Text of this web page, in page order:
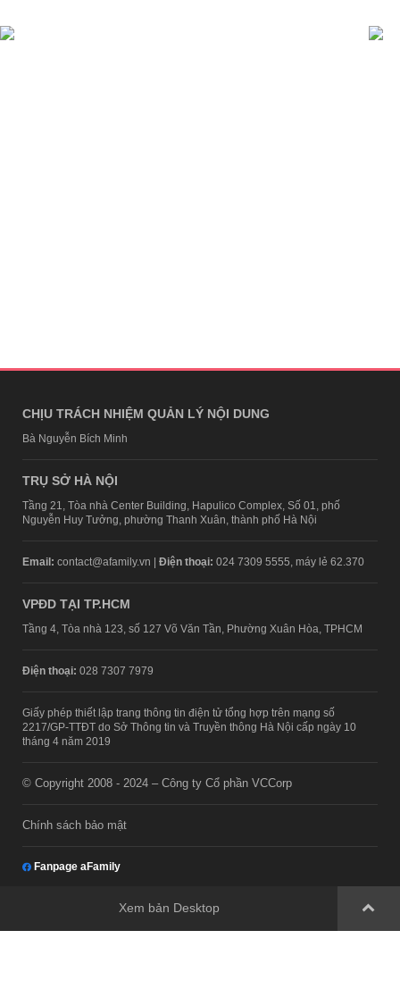
CHỊU TRÁCH NHIỆM QUẢN LÝ NỘI DUNG
Bà Nguyễn Bích Minh
TRỤ SỞ HÀ NỘI
Tầng 21, Tòa nhà Center Building, Hapulico Complex, Số 01, phố
Nguyễn Huy Tưởng, phường Thanh Xuân, thành phố Hà Nội
Email: contact@afamily.vn | Điện thoại: 024 7309 5555, máy lẻ 62.370
VPĐD TẠI TP.HCM
Tầng 4, Tòa nhà 123, số 127 Võ Văn Tần, Phường Xuân Hòa, TPHCM
Điện thoại: 028 7307 7979
Giấy phép thiết lập trang thông tin điện tử tổng hợp trên mạng số
2217/GP-TTĐT do Sở Thông tin và Truyền thông Hà Nội cấp ngày 10
tháng 4 năm 2019
© Copyright 2008 - 2024 – Công ty Cổ phần VCCorp
Chính sách bảo mật
Fanpage aFamily
Xem bản Desktop